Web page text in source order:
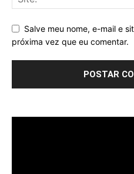
Salve meu nome, e-mail e
próxima vez que eu comentar.